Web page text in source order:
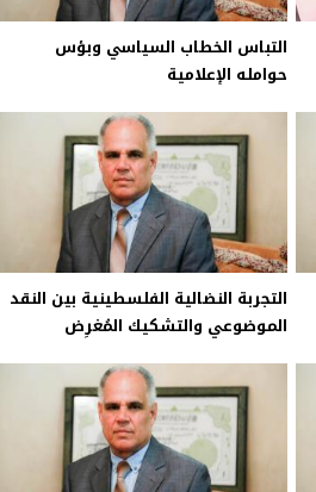
التباس الخطاب السياسي وبؤس
حوامله الإعلامية
التجربة النضالية الفلسطينية بين النقد
الموضوعي والتشكيك المُغرِض